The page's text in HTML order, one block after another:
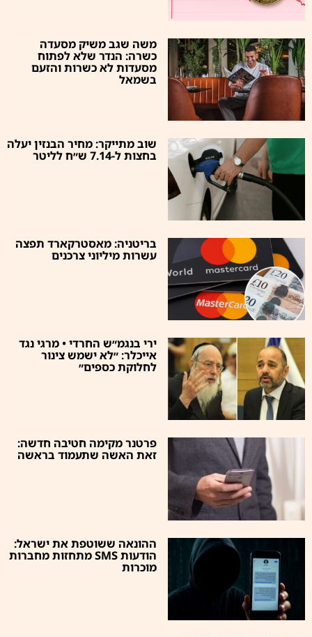
משה שגב משיק מסעדה
כשרה: הנדר שלא לפתוח
מסעדות לא כשרות והזעם
בשמאל
שוב מתייקר: מחיר הבנזין יעלה
בחצות ל-7.14 ש״ח לליטר
בריטניה: מאסטרקארד תפצה
עשרות מיליוני צרכנים
ירי בנגמ״ש החרדי • מרגי נגד
אייכלר: ״לא ישמש צינור
לחלוקת כספים״
פרטנר מקימה חטיבה חדשה:
זאת האשה שתעמוד בראשה
ההונאה ששוטפת את ישראל:
הודעות SMS מתחזות מחברות
מוכרות